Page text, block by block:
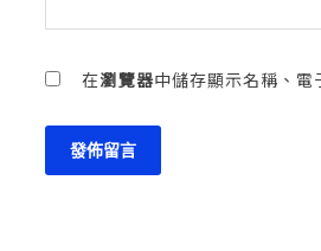
在瀏覽器中儲存顯示名稱、